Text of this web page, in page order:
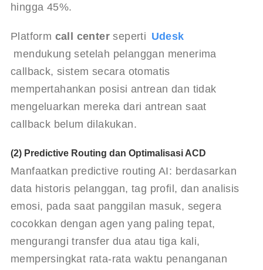
hingga 45%.
Platform call center seperti Udesk
mendukung setelah pelanggan menerima
callback, sistem secara otomatis
mempertahankan posisi antrean dan tidak
mengeluarkan mereka dari antrean saat
callback belum dilakukan.
(2) Predictive Routing dan Optimalisasi ACD
Manfaatkan predictive routing AI: berdasarkan
data historis pelanggan, tag profil, dan analisis
emosi, pada saat panggilan masuk, segera
cocokkan dengan agen yang paling tepat,
mengurangi transfer dua atau tiga kali,
mempersingkat rata-rata waktu penanganan